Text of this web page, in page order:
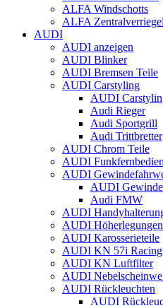
ALFA Windschotts
ALFA
AUDI
AUDI anzeigen
AUDI Blinker
AUDI Bremsen Teile
AUDI Carstyling
AUDI
Audi Rieger
Audi Sportgrill
Audi Trittbretter
AUDI Chrom Teile
AUDI
AUDI
AUDI
Audi FMW
AUDI
AUDI Höherlegungen
AUDI Karosserieteile
AUDI KN 57i
AUDI KN Luftfilter
AUDI
AUDI Rückleuchten
AUDI